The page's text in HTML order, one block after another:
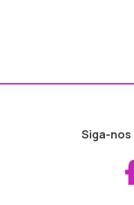
Siga-nos